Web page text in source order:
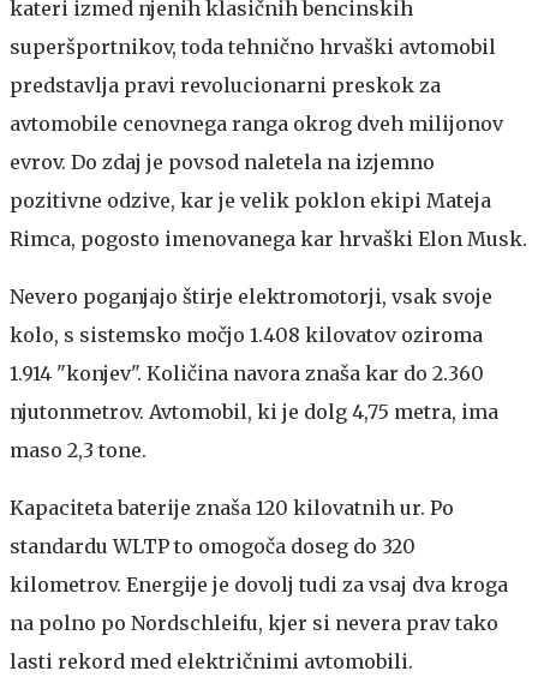
kateri izmed njenih klasičnih bencinskih
superšportnikov, toda tehnično hrvaški avtomobil
predstavlja pravi revolucionarni preskok za
avtomobile cenovnega ranga okrog dveh milijonov
evrov. Do zdaj je povsod naletela na izjemno
pozitivne odzive, kar je velik poklon ekipi Mateja
Rimca, pogosto imenovanega kar hrvaški Elon Musk.
Nevero poganjajo štirje elektromotorji, vsak svoje
kolo, s sistemsko močjo 1.408 kilovatov oziroma
1.914 "konjev". Količina navora znaša kar do 2.360
njutonmetrov. Avtomobil, ki je dolg 4,75 metra, ima
maso 2,3 tone.
Kapaciteta baterije znaša 120 kilovatnih ur. Po
standardu WLTP to omogoča doseg do 320
kilometrov. Energije je dovolj tudi za vsaj dva kroga
na polno po Nordschleifu, kjer si nevera prav tako
lasti rekord med električnimi avtomobili.